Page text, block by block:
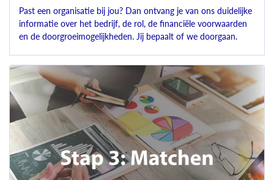
Past een organisatie bij jou? Dan ontvang je van ons duidelijke
informatie over het bedrijf, de rol, de financiële voorwaarden
en de doorgroeimogelijkheden. Jij bepaalt of we doorgaan.